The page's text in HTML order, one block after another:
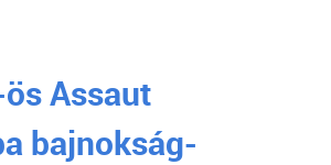
Assaut
bajnokság-